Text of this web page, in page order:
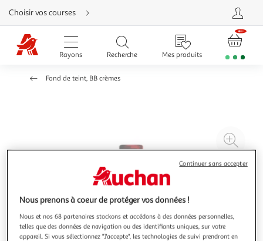
Aller
directement
au
contenu
Aller
directement
Aller
Choisir vos courses
Rayons Recherche Mes produits
Fond de teint, BB crèmes
à
Nous prenons à coeur de protéger vos données !
Nous et nos 68 partenaires stockons et accédons à des données personnelles,
telles que des données de navigation ou des identifiants uniques, sur votre
appareil. Si vous sélectionnez "J'accepte", les technologies de suivi prendront en
Continuer sans accepter